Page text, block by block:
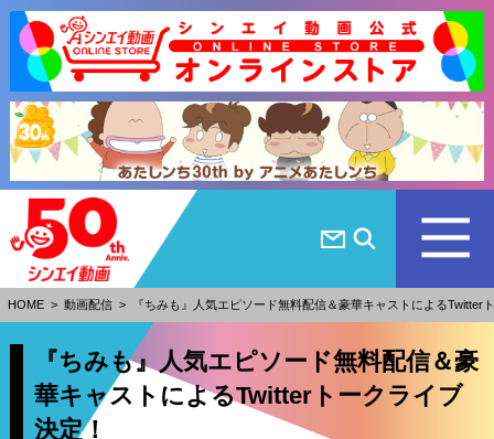
HOME > 動画配信 > 『ちみも』人気エピソード無料配信＆豪華キャストによるTwitter
『ちみも』人気エピソード無料配信＆豪
華キャストによるTwitterトークライブ
決定！